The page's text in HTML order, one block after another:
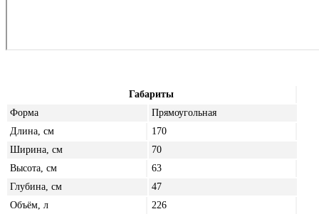
Габариты
Форма
Прямоугольная
Длина, см
170
Ширина, см
70
Высота, см
63
Глубина, см
47
Объём, л
226